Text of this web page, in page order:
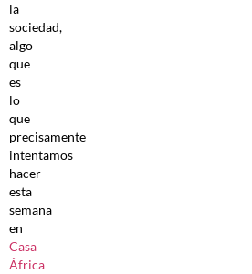
la
sociedad,
algo
que
es
lo
que
precisamente
intentamos
hacer
esta
semana
en
Casa
África